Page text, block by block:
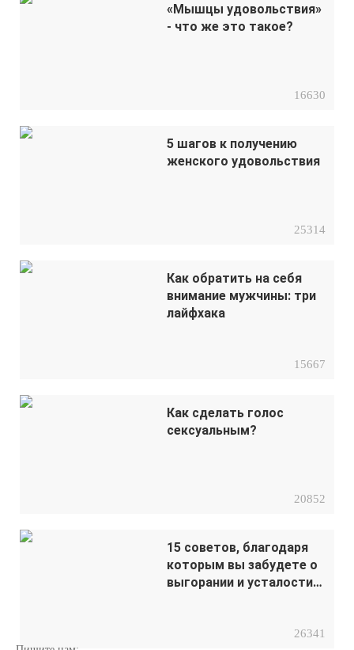
«Мышцы удовольствия»
- что же это такое?
16630
5 шагов к получению
женского удовольствия
25314
Как обратить на себя
внимание мужчины: три
лайфхака
15667
Как сделать голос
сексуальным?
20852
15 советов, благодаря
которым вы забудете о
выгорании и усталости
26341